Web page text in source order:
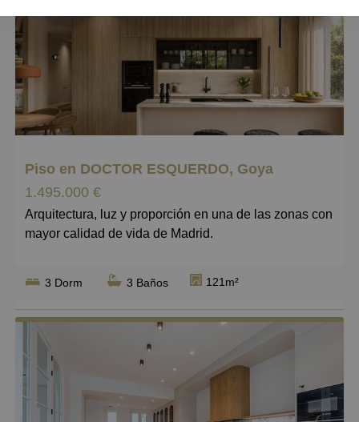
Pequeños
Piso en DOCTOR ESQUERDO, Goya
1.495.000 €
Arquitectura, luz y proporción en una de las zonas con
mayor calidad de vida de Madrid.
Hay viviendas cuya mayor virtud son los metros
cuadrados. Otras destacan por su ubicación. Esta, sin
embargo, encuentra su verdadero valor en algo
mucho más difícil de conseguir: la manera en que la
arquitectura ha sabido trabajar con la luz.
grandes ventanales abiertos a la calle hacen que
3 Dorm 3 Baños 121m²